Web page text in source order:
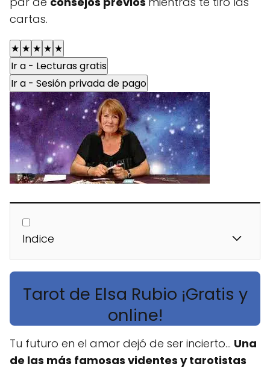
cartas.
★ ★ ★ ★ ★
Ir a - Lecturas gratis
Ir a - Sesión privada de pago
Indice
Tarot de Elsa Rubio ¡Gratis y
online!
Tu futuro en el amor dejó de ser incierto... Una
de las más famosas videntes y tarotistas